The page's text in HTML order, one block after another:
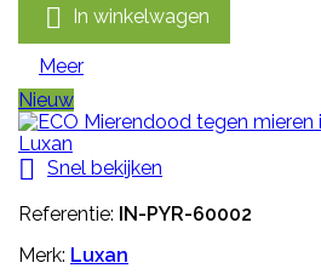
 In winkelwagen
Meer
Nieuw
 Snel bekijken
Referentie: IN-PYR-60002
Merk: Luxan